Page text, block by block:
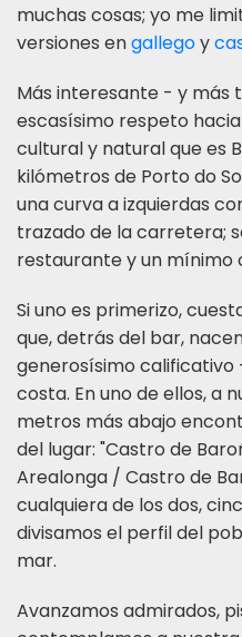
muchas cosas; yo me
versiones engallegoy
Más interesante - y más
escasísimo respeto
cultural y natural que es
kilómetros de Porto do
una curva a izquierdas
trazado de la carretera;
restaurante y un mínimo
Si uno es primerizo,
que, detrás del bar,
generosísimo calificativo
costa. En uno de ellos, a
metros más abajo
del lugar: "Castro de
Arealonga / Castro de
cualquiera de los dos,
divisamos el perfil del
mar.
Avanzamos admirados,